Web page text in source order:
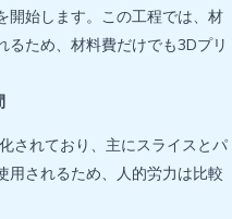
開始します。この工程では、材
ため、材料費だけでも3Dプリ
されており、主にスライスとパ
用されるため、人的労力は比較